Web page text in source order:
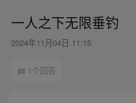
一人之下无限垂钓
2024年11月04日 11:15
1个回答